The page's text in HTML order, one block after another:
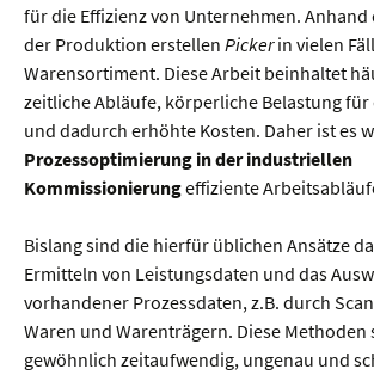
für die Effizienz von Unternehmen. Anhand
der Produktion erstellen Pickerin vielen
Warensortiment. Diese Arbeit beinhaltet
zeitliche Abläufe, körperliche Belastung für
und dadurch erhöhte Kosten. Daher ist es
Prozessoptimierung in der industriellen
Kommissionierungeffiziente
Bislang sind die hierfür üblichen Ansätze
Ermitteln von Leistungsdaten und das
vorhandener Prozessdaten, z.B. durch
Waren und Warenträgern. Diese Methoden
gewöhnlich zeitaufwendig, ungenau und